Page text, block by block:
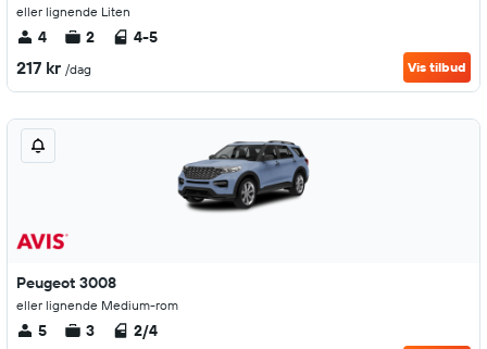
eller lignende Liten
4 2 4-5
217 kr /dag Vis tilbud
Peugeot 3008
eller lignende Medium-rom
5 3 2/4